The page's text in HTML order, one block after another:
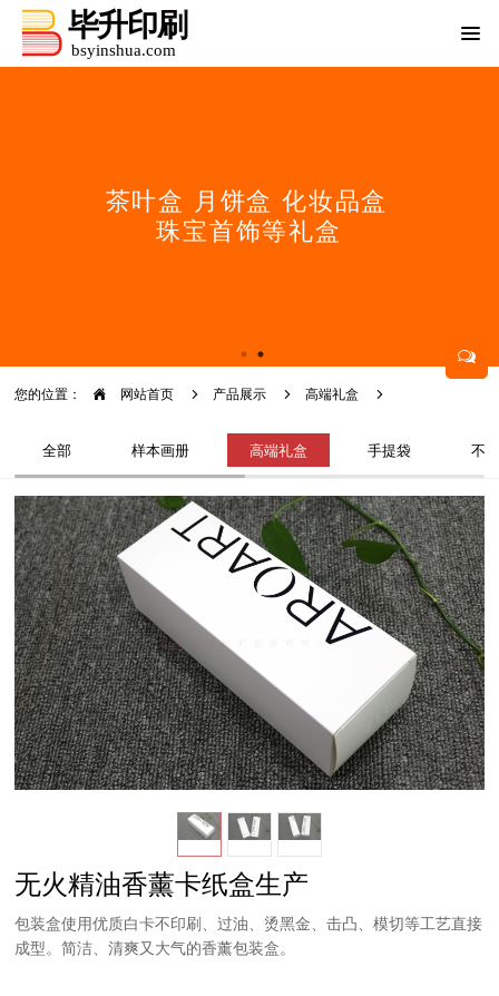
您的位置： 网站首页 产品展示 高端礼盒
全部 样本画册 高端礼盒 手提袋 不
无火精油香薰卡纸盒生产
包装盒使用优质白卡不印刷、过油、烫黑金、击凸、模切等工艺直接
成型。简洁、清爽又大气的香薰包装盒。